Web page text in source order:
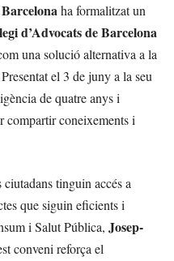
ha formalitzat un
d’Advocats de Barcelona
una solució alternativa a la
el 3 de juny a la seu
de quatre anys i
compartir coneixements i
tinguin accés a
que siguin eficients i
i Salut Pública, Josep-
conveni reforça el